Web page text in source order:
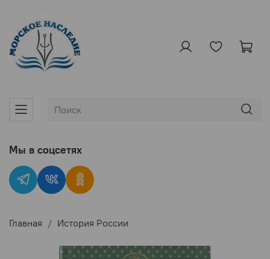
Главная История России
Мы в соцсетях